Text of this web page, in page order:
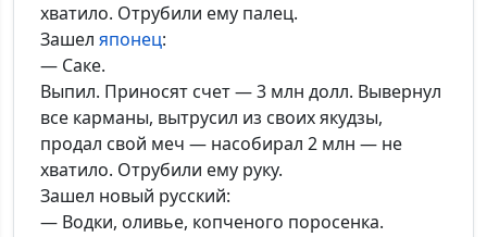
хватило. Отрубили ему палец.
Зашел японец:
— Саке.
Выпил. Приносят счет — 3 млн долл. Вывернул
все карманы, вытрусил из своих якудзы,
продал свой меч — насобирал 2 млн — не
хватило. Отрубили ему руку.
Зашел новый русский:
— Водки, оливье, копченого поросенка.